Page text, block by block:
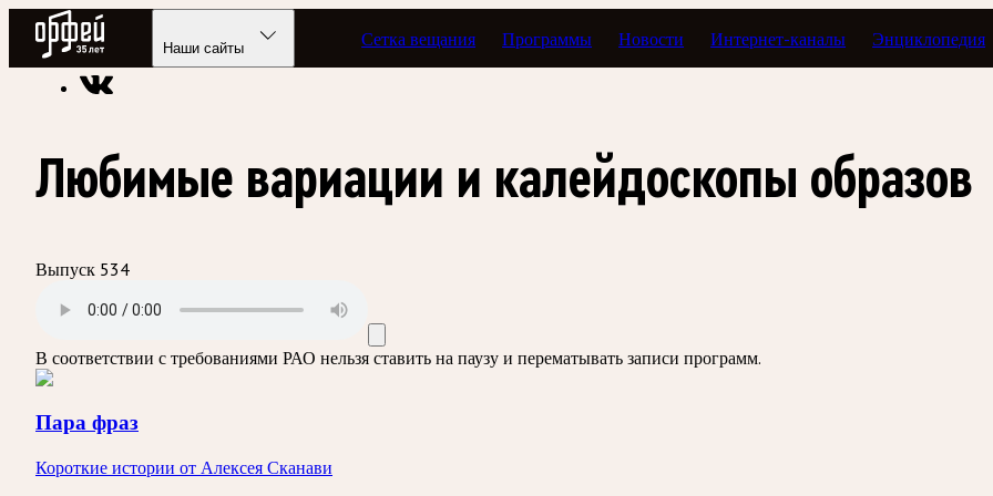
Радио Орфей
Наши сайты Сетка вещания Программы Новости Интернет-каналы Энциклопедия
Радио классической музыки «Орфей» Подкасты Пара фраз
Любимые вариации и калейдоскопы образов
Выпуск 534
В соответствии с требованиями РАО нельзя ставить на паузу и перематывать записи программ.
Пара фраз
Короткие истории от Алексея Сканави